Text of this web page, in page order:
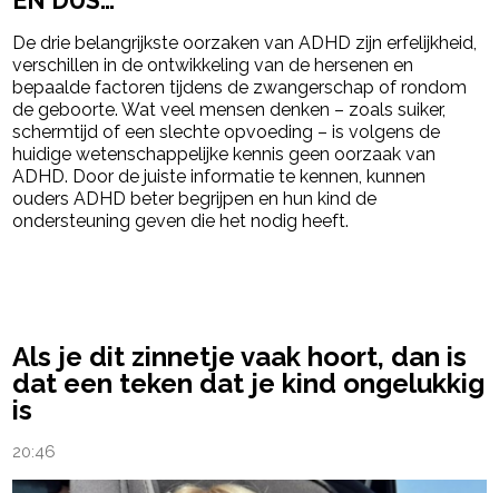
De drie belangrijkste oorzaken van ADHD zijn erfelijkheid,
verschillen in de ontwikkeling van de hersenen en
bepaalde factoren tijdens de zwangerschap of rondom
de geboorte. Wat veel mensen denken – zoals suiker,
schermtijd of een slechte opvoeding – is volgens de
huidige wetenschappelijke kennis geen oorzaak van
ADHD. Door de juiste informatie te kennen, kunnen
ouders ADHD beter begrijpen en hun kind de
ondersteuning geven die het nodig heeft.
Als je dit zinnetje vaak hoort, dan is
dat een teken dat je kind ongelukkig
is
20:46